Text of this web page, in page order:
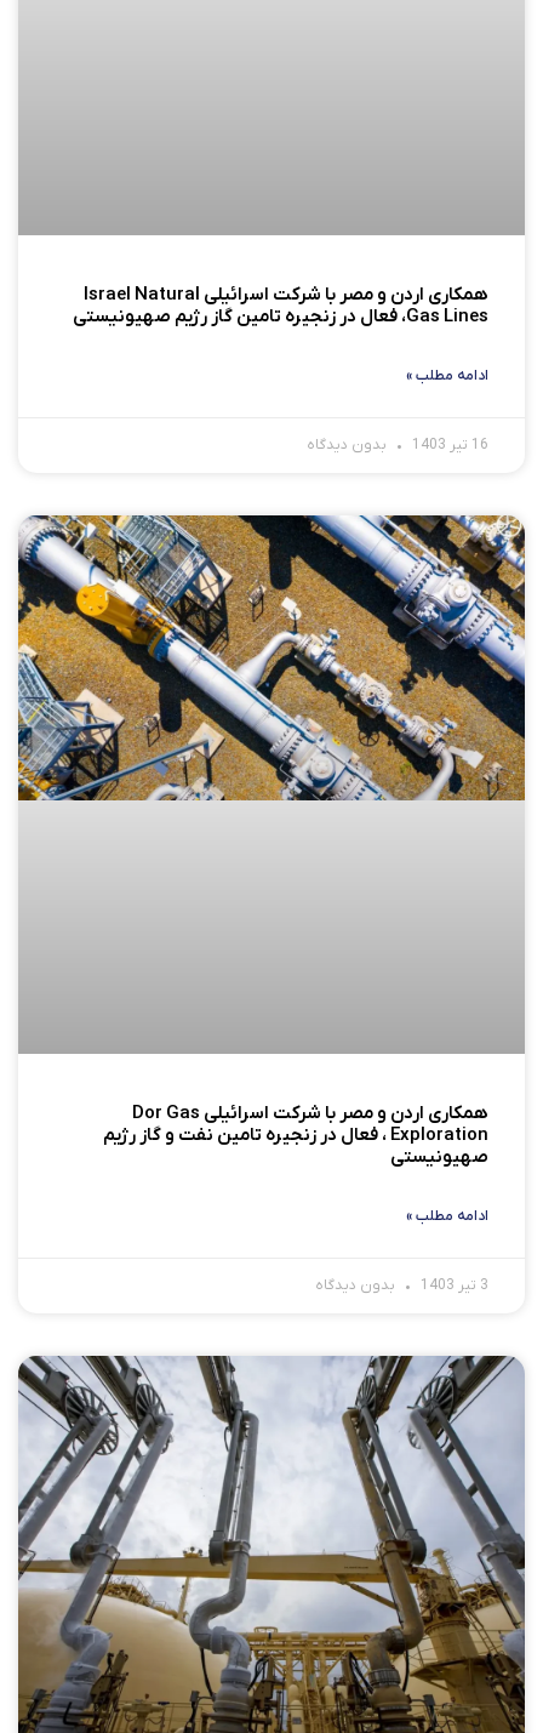
همکاری اردن و مصر با شرکت اسرائیلی Israel Natural
Gas Lines، فعال در زنجیره تامین گاز رژیم صهیونیستی
ادامه مطلب »
16 تیر 1403 بدون دیدگاه
همکاری اردن و مصر با شرکت اسرائیلی Dor Gas
Exploration ، فعال در زنجیره تامین نفت و گاز رژیم
صهیونیستی
ادامه مطلب »
3 تیر 1403 بدون دیدگاه